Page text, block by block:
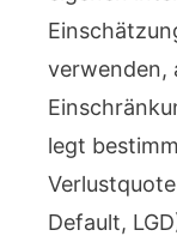
verwenden,
legt
Default,